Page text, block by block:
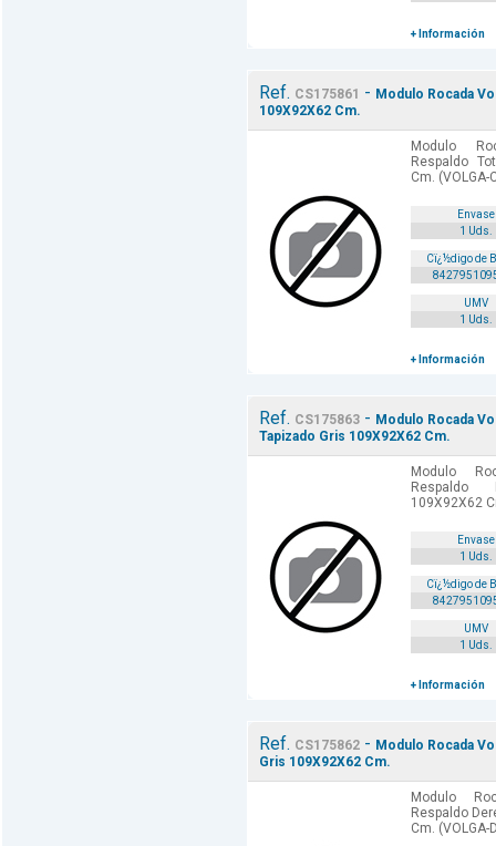
+ Información
Ref. CS175861 - Modulo Rocada
109X92X62 Cm.
Modulo
Respaldo
Cm.
Envase
1 Uds.
Cï¿½digo de
UMV
1 Uds.
+ Información
Ref. CS175863- Modulo Rocada
Tapizado Gris 109X92X62 Cm.
Modulo
Respaldo
109X92X62
Envase
1 Uds.
Cï¿½digo de
UMV
1 Uds.
+ Información
Ref. CS175862- Modulo Rocada
Gris 109X92X62 Cm.
Modulo
Respaldo
Cm. (VOLGA-